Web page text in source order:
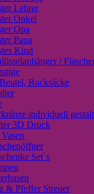
Lehrer
Onkel
Opa
Papa
Kind
/
Rucksäcke
individuell
3D Druck
Set`s
& Pfeffer Streuer